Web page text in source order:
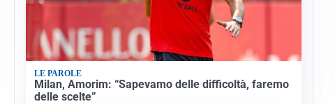
LE PAROLE
Milan, Amorim: “Sapevamo delle difficoltà, faremo
delle scelte”